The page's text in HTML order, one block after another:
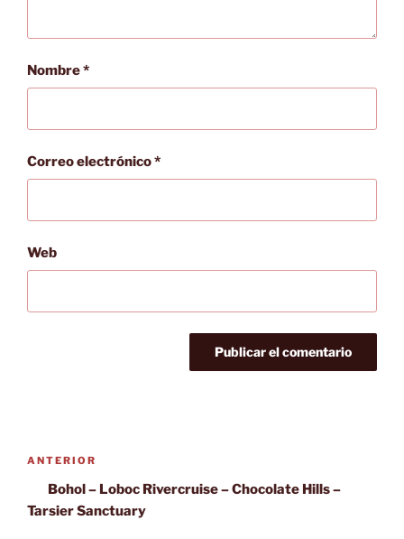
Nombre*
Correo electrónico*
Web
entradas
Entrada
anterior:
ANTERIOR
Bohol – Loboc Rivercruise – Chocolate Hills –
Tarsier Sanctuary